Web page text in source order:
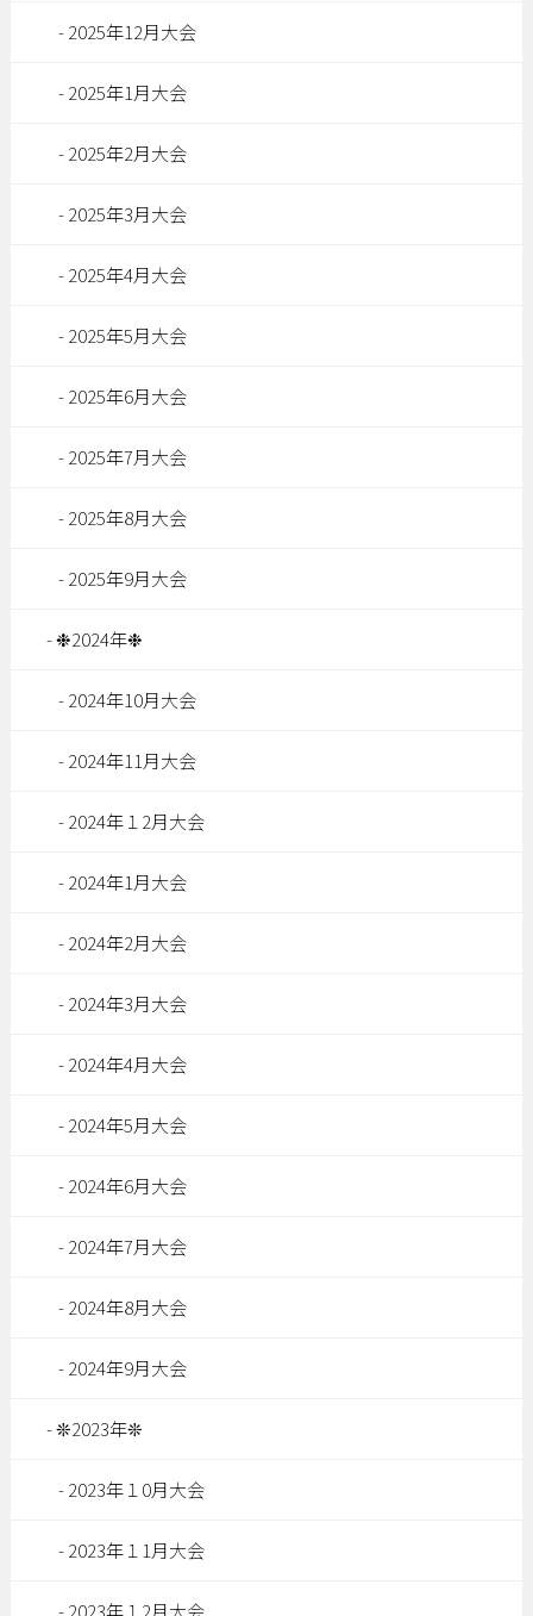
2025年12月大会
2025年1月大会
2025年2月大会
2025年3月大会
2025年4月大会
2025年5月大会
2025年6月大会
2025年7月大会
2025年8月大会
2025年9月大会
❉2024年❉
2024年10月大会
2024年11月大会
2024年１2月大会
2024年1月大会
2024年2月大会
2024年3月大会
2024年4月大会
2024年5月大会
2024年6月大会
2024年7月大会
2024年8月大会
2024年9月大会
❊2023年❊
2023年１0月大会
2023年１1月大会
2023年１2月大会